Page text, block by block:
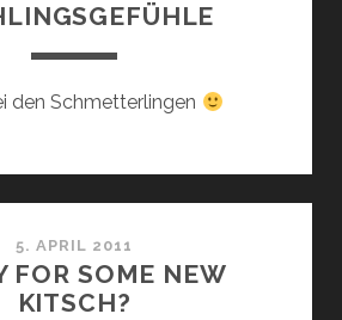
den Schmetterlingen
5. APRIL 2011
FOR SOME NEW
KITSCH?